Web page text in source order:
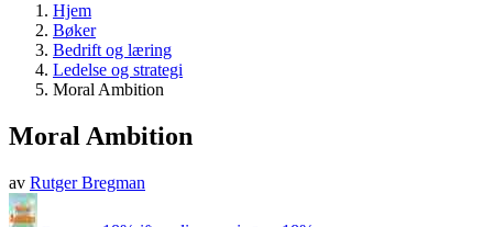
Hjem
Bøker
Bedrift og læring
Ledelse og strategi
Moral Ambition
Moral Ambition
av Rutger Bregman